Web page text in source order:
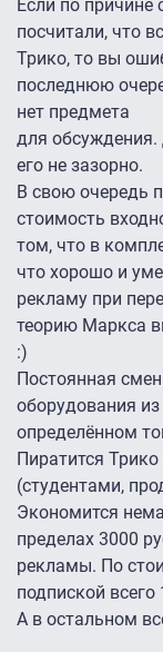
Если по
посчитали, что
Трико, то вы
последнюю
нет предмета
для
его не зазорно.
В свою очередь
стоимость
том, что в
что хорошо и
рекламу при
теорию Маркса
:)
Постоянная
оборудования
определённом
Пиратится
(студентами,
Экономится
пределах 3000
рекламы. По
подпиской всего
А в остальном